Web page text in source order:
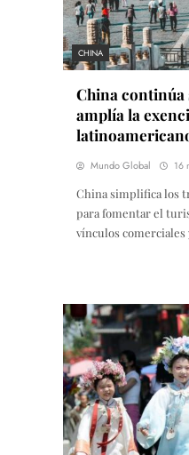
CHINA
China
amplía la
Mundo Global 16
China simplifica los
para fomentar el
vínculos